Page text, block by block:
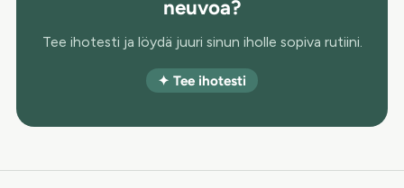
neuvoa?
Tee ihotesti ja löydä juuri sinun iholle sopiva rutiini.
✦ Tee ihotesti